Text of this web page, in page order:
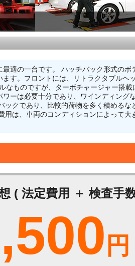
適の一台です。 ハッチバック形式の
す。フロントには、リトラクタブルヘ
ものですが、ターボチャージャー搭
ーは必要十分であり、ワインディング
クであり、比較的荷物を多く積める
は、車両のコンディションによって
( 法定費用 ＋ 検査手
円